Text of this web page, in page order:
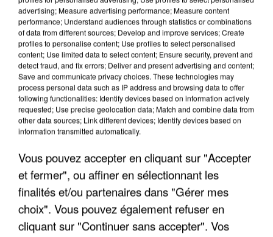
APRÈS TOUTES CES CANICULES, LES REFUGES
DE FAUNE SAUVAGE SONT...
advertising; Measure advertising performance; Measure content
performance; Understand audiences through statistics or combinations
of data from different sources; Develop and improve services; Create
profiles to personalise content; Use profiles to select personalised
content; Use limited data to select content; Ensure security, prevent and
detect fraud, and fix errors; Deliver and present advertising and content;
Save and communicate privacy choices. These technologies may
process personal data such as IP address and browsing data to offer
following functionalities: Identify devices based on information actively
requested; Use precise geolocation data; Match and combine data from
other data sources; Link different devices; Identify devices based on
information transmitted automatically.
Vous pouvez accepter en cliquant sur "Accepter
et fermer", ou affiner en sélectionnant les
finalités et/ou partenaires dans "Gérer mes
choix". Vous pouvez également refuser en
cliquant sur "Continuer sans accepter". Vos